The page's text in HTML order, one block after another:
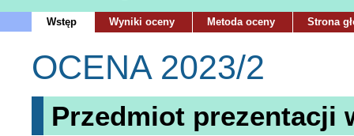
Wstęp Wyniki oceny Metoda oceny Strona
OCENA 2023/2
Przedmiot prezentacji